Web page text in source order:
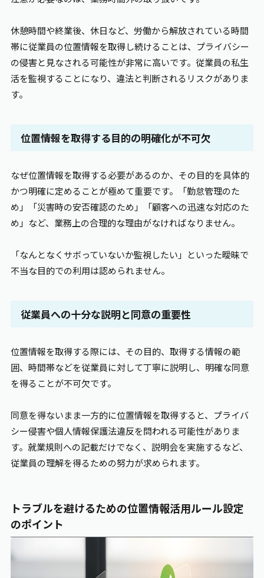
休憩時間や終業後、休日など、労働から解放されている時間
帯に従業員の位置情報を取得し続けることは、プライバシー
の侵害と見なされる可能性が非常に高いです。従業員の私生
活を監視することになり、違法と判断されるリスクがありま
す。
位置情報を取得する目的の明確化が不可欠
なぜ位置情報を取得する必要があるのか、その目的を具体的
かつ明確に定めることが極めて重要です。「勤怠管理のた
め」「災害時の安否確認のため」「顧客への迅速な対応のた
め」など、業務上の合理的な理由がなければなりません。
「なんとなくサボっていないか監視したい」といった曖昧で
不当な目的での利用は認められません。
従業員への十分な説明と同意の重要性
位置情報を取得する際には、その目的、取得する情報の範
囲、時間帯などを従業員に対して丁寧に説明し、明確な同意
を得ることが不可欠です。
同意を得ないまま一方的に位置情報を取得すると、プライバ
シー侵害や個人情報保護法違反を問われる可能性がありま
す。就業規則への記載だけでなく、説明会を実施するなど、
従業員の理解を得るための努力が求められます。
トラブルを避けるための位置情報活用ルール設定
のポイント